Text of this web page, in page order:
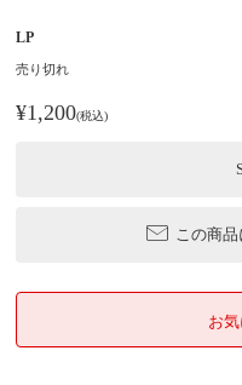
LP
売り切れ
¥1,200(税込)
この商